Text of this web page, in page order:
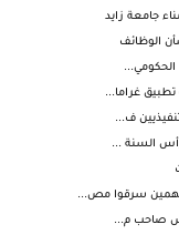
جامعة زايد
الوظائف
غراما...
ف...
السنة ...
صاحب م...